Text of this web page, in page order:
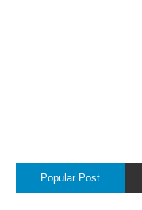
Popular Post